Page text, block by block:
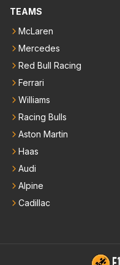
TEAMS
McLaren
Mercedes
Red Bull Racing
Ferrari
Williams
Racing Bulls
Aston Martin
Haas
Audi
Alpine
Cadillac